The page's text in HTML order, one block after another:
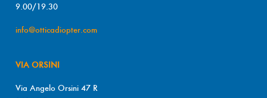
9.00/19.30
info@otticadiopter.com
VIA ORSINI
Via Angelo Orsini 47 R